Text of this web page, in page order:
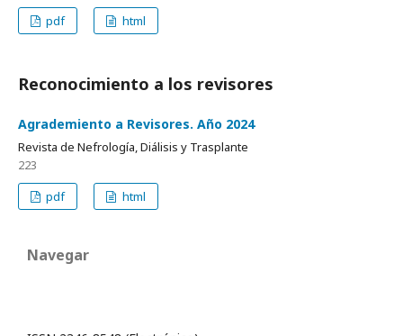
pdf
html
Reconocimiento a los revisores
Agrademiento a Revisores. Año 2024
Revista de Nefrología, Diálisis y Trasplante
223
pdf
html
Navegar